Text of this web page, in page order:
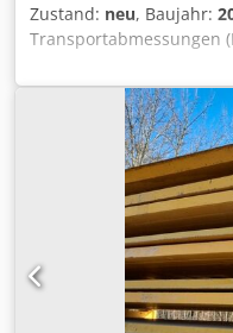
Zustand: neu, Baujahr:
Transportabmessungen
1x Merz Verteiler M-
1x Merz M-SVG63/001/0/
Chedpfxszkzydo Anuea